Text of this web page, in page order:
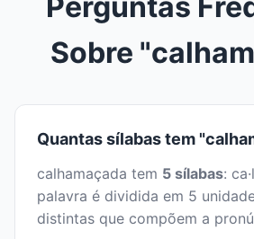
Sobre
Quantas sílabas tem
calhamaçada tem 5 sílabas:
palavra é dividida em 5
distintas que compõem a